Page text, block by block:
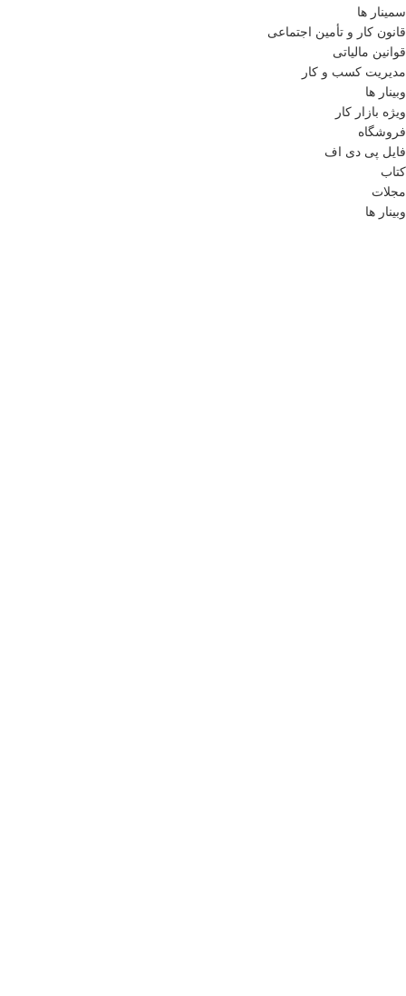
سمینار ها
قانون کار و تأمین اجتماعی
قوانین مالیاتی
مدیریت کسب و کار
وبینار ها
ویژه بازار کار
فروشگاه
فایل پی دی اف
کتاب
مجلات
وبینار ها